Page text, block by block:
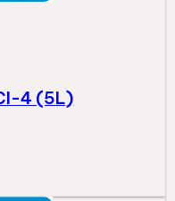
10W40 (1L)